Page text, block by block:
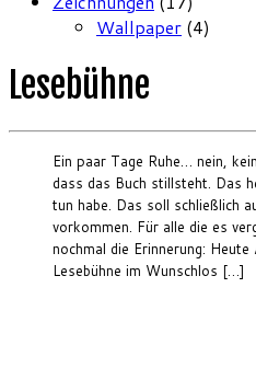
Wallpaper (4)
Lesebühne
Ein paar Tage Ruhe… nein,
dass das Buch stillsteht. Das
tun habe. Das soll schließlich
vorkommen. Für alle die es
nochmal die Erinnerung:
Lesebühne im Wunschlos […]